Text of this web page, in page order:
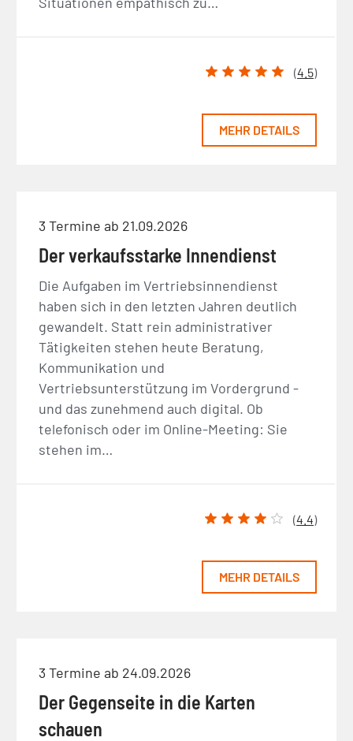
(4.5)
MEHR DETAILS
3 Termine ab 21.09.2026
Der verkaufsstarke Innendienst
Die Aufgaben im Vertriebsinnendienst
haben sich in den letzten Jahren deutlich
gewandelt. Statt rein administrativer
Tätigkeiten stehen heute Beratung,
Kommunikation und
Vertriebsunterstützung im Vordergrund -
und das zunehmend auch digital. Ob
telefonisch oder im Online-Meeting: Sie
stehen im…
(4.4)
MEHR DETAILS
3 Termine ab 24.09.2026
Der Gegenseite in die Karten
schauen